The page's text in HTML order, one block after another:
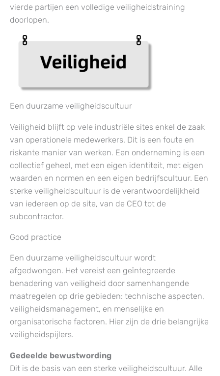
vierde partijen een volledige veiligheidstraining
doorlopen.
Een duurzame veiligheidscultuur
Veiligheid blijft op vele industriële sites enkel de zaak
van operationele medewerkers. Dit is een foute en
riskante manier van werken. Een onderneming is een
collectief geheel, met een eigen identiteit, met eigen
waarden en normen en een eigen bedrijfscultuur. Een
sterke veiligheidscultuur is de verantwoordelijkheid
van iedereen op de site, van de CEO tot de
subcontractor.
Good practice
Een duurzame veiligheidscultuur wordt
afgedwongen. Het vereist een geïntegreerde
benadering van veiligheid door samenhangende
maatregelen op drie gebieden: technische aspecten,
veiligheidsmanagement, en menselijke en
organisatorische factoren. Hier zijn de drie belangrijke
veiligheidspijlers.
Gedeelde bewustwording
Dit is de basis van een sterke veiligheidscultuur. Alle